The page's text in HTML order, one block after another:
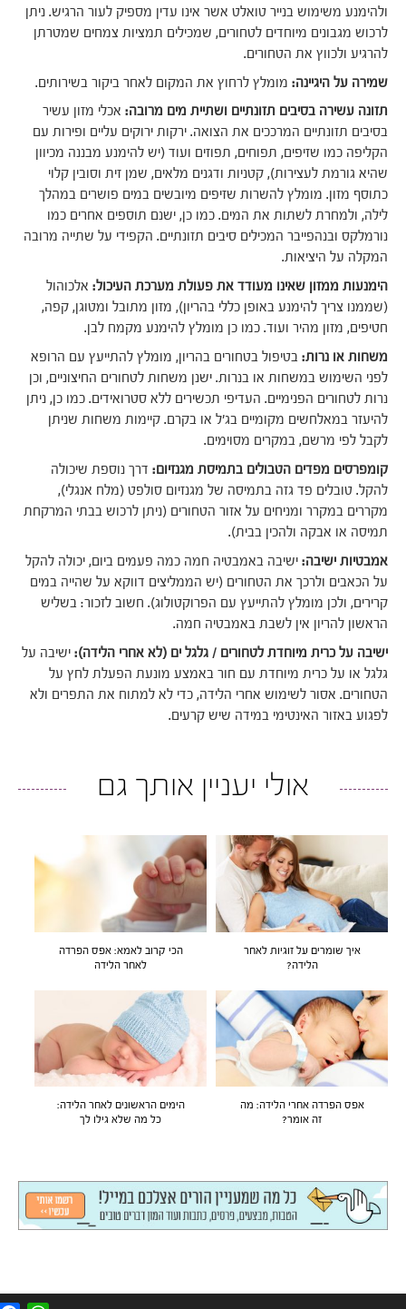
ולהימנע משימוש בנייר טואלט אשר אינו עדין מספיק לעור הרגיש. ניתן
לרכוש מגבונים מיוחדים לטחורים, שמכילים תמציות צמחים שמטרתן
להרגיע ולכווץ את הטחורים.
שמירה על היגיינה: מומלץ לרחוץ את המקום לאחר ביקור בשירותים.
תזונה עשירה בסיבים תזונתיים ושתיית מים מרובה: אכלי מזון עשיר
בסיבים תזונתיים המרככים את הצואה. ירקות ירוקים עליים ופירות עם
הקליפה כמו שזיפים, תפוחים, תפוזים ועוד (יש להימנע מבננה מכיוון
שהיא גורמת לעצירות), קטניות ודגנים מלאים, שמן זית וסובין קלוי
כתוסף מזון. מומלץ להשרות שזיפים מיובשים במים פושרים במהלך
לילה, ולמחרת לשתות את המים. כמו כן, ישנם תוספים אחרים כמו
נורמלקס ובנהפייבר המכילים סיבים תזונתיים. הקפידי על שתייה מרובה
המקלה על היציאות.
הימנעות ממזון שאינו מעודד את פעולת מערכת העיכול: אלכוהול
(שממנו צריך להימנע באופן כללי בהריון), מזון מתובל ומטוגן, קפה,
חטיפים, מזון מהיר ועוד. כמו כן מומלץ להימנע מקמח לבן.
משחות או נרות: בטיפול בטחורים בהריון, מומלץ להתייעץ עם הרופא
לפני השימוש במשחות או בנרות. ישנן משחות לטחורים החיצוניים, וכן
נרות לטחורים הפנימיים. העדיפי תכשירים ללא סטרואידים. כמו כן, ניתן
להיעזר במאלחשים מקומיים בג'ל או בקרם. קיימות משחות שניתן
לקבל לפי מרשם, במקרים מסוימים.
קומפרסים מפדים הטבולים בתמיסת מגנזיום: דרך נוספת שיכולה
להקל. טובלים פד גזה בתמיסה של מגנזיום סולפט (מלח אנגלי),
מקררים במקרר ומניחים על אזור הטחורים (ניתן לרכוש בבתי המרקחת
תמיסה או אבקה ולהכין בבית).
אמבטיות ישיבה: ישיבה באמבטיה חמה כמה פעמים ביום, יכולה להקל
על הכאבים ולרכך את הטחורים (יש הממליצים דווקא על שהייה במים
קרירים, ולכן מומלץ להתייעץ עם הפרוקטולוג). חשוב לזכור: בשליש
הראשון להריון אין לשבת באמבטיה חמה.
ישיבה על כרית מיוחדת לטחורים / גלגל ים (לא אחרי הלידה): ישיבה על
גלגל או על כרית מיוחדת עם חור באמצע מונעת הפעלת לחץ על
הטחורים. אסור לשימוש אחרי הלידה, כדי לא למתוח את התפרים ולא
לפגוע באזור האינטימי במידה שיש קרעים.
אולי יעניין אותך גם
איך שומרים על זוגיות לאחר
הלידה?
הכי קרוב לאמא: אפס הפרדה
לאחר הלידה
אפס הפרדה אחרי הלידה: מה
זה אומר?
הימים הראשונים לאחר הלידה:
כל מה שלא גילו לך